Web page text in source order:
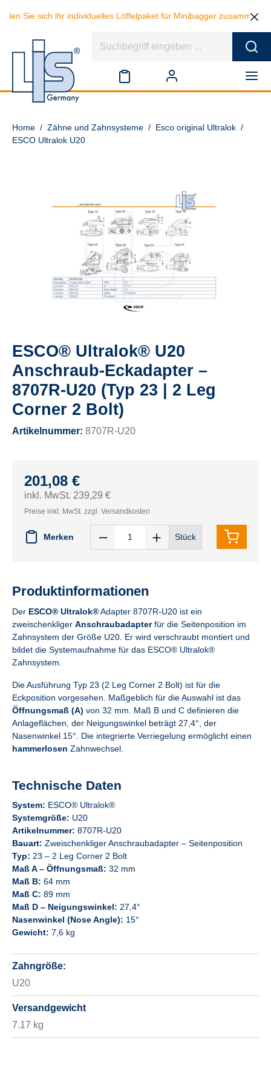
ihr individuelles Löffelpaket für Minibagger zusammen und
Home / Zähne und Zahnsysteme / Esco original Ultralok /
ESCO Ultralok U20
ESCO® Ultralok® U20
Anschraub-Eckadapter –
8707R-U20 (Typ 23 | 2 Leg
Corner 2 Bolt)
Artikelnummer: 8707R-U20
201,08 €
inkl. MwSt. 239,29 €
Preise inkl. MwSt. zzgl. Versandkosten
Merken Stück
Produktinformationen
Der ESCO® Ultralok®Adapter 8707R-U20 ist ein
zweischenkliger Anschraubadapterfür die Seitenposition im
Zahnsystem der Größe U20. Er wird verschraubt montiert und
bildet die Systemaufnahme für das ESCO® Ultralok®
Zahnsystem.
Die Ausführung Typ 23 (2 Leg Corner 2 Bolt) ist für die
Eckposition vorgesehen. Maßgeblich für die Auswahl ist das
Öffnungsmaß (A) von 32 mm. Maß B und C definieren die
Anlageflächen, der Neigungswinkel beträgt 27,4°, der
Nasenwinkel 15°. Die integrierte Verriegelung ermöglicht einen
hammerlosen Zahnwechsel.
Technische Daten
System: ESCO® Ultralok®
Systemgröße: U20
Artikelnummer: 8707R-U20
Bauart: Zweischenkliger Anschraubadapter – Seitenposition
Typ: 23 – 2 Leg Corner 2 Bolt
Maß A – Öffnungsmaß: 32 mm
Maß B: 64 mm
Maß C: 89 mm
Maß D – Neigungswinkel: 27,4°
Nasenwinkel (Nose Angle): 15°
Gewicht: 7,6 kg
Zahngröße:
U20
Versandgewicht
7.17 kg